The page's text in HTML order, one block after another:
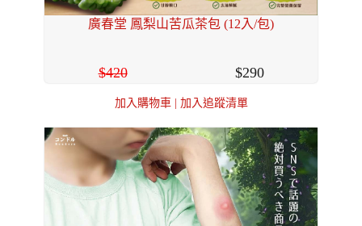
廣春堂 鳳梨山苦瓜茶包 (12入/包)
420 290
加入購物車 | 加入追蹤清單